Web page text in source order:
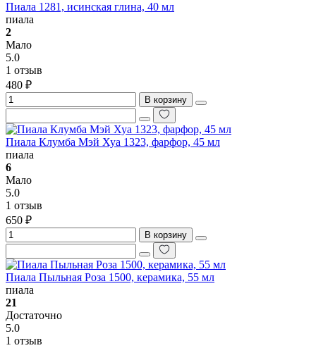
Пиала 1281, исинская глина, 40 мл
пиала
2
Мало
5.0
1 отзыв
480 ₽
В корзину
Пиала Клумба Мэй Хуа 1323, фарфор, 45 мл
пиала
6
Мало
5.0
1 отзыв
650 ₽
В корзину
Пиала Пыльная Роза 1500, керамика, 55 мл
пиала
21
Достаточно
5.0
1 отзыв